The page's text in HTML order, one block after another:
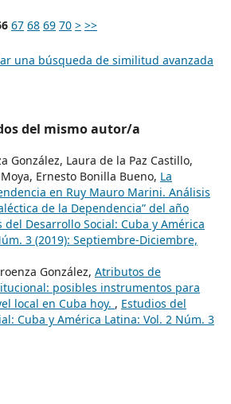
67 68 69 70 > >>
una búsqueda de similitud avanzada
del mismo autor/a
González, Laura de la Paz Castillo,
Ernesto Bonilla Bueno, La
en Ruy Mauro Marini. Análisis
de la Dependencia” del año
del Desarrollo Social: Cuba y América
3 (2019): Septiembre-Diciembre,
González, Atributos de
posibles instrumentos para
local en Cuba hoy. , Estudios del
Cuba y América Latina: Vol. 2 Núm. 3